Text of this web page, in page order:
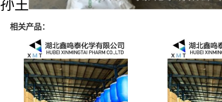
孙王
相关产品：